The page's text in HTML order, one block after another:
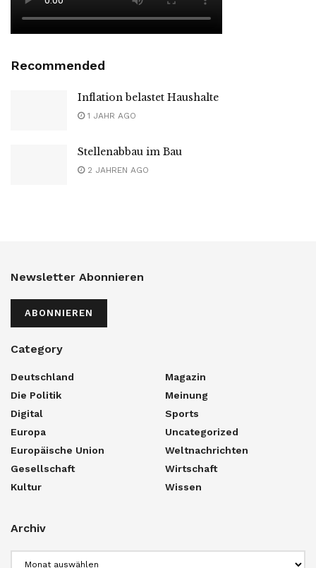
Recommended
Inflation belastet Haushalte
1 JAHR AGO
Stellenabbau im Bau
2 JAHREN AGO
Newsletter Abonnieren
ABONNIEREN
Category
Deutschland
Die Politik
Digital
Europa
Europäische Union
Gesellschaft
Kultur
Magazin
Meinung
Sports
Uncategorized
Weltnachrichten
Wirtschaft
Wissen
Archiv